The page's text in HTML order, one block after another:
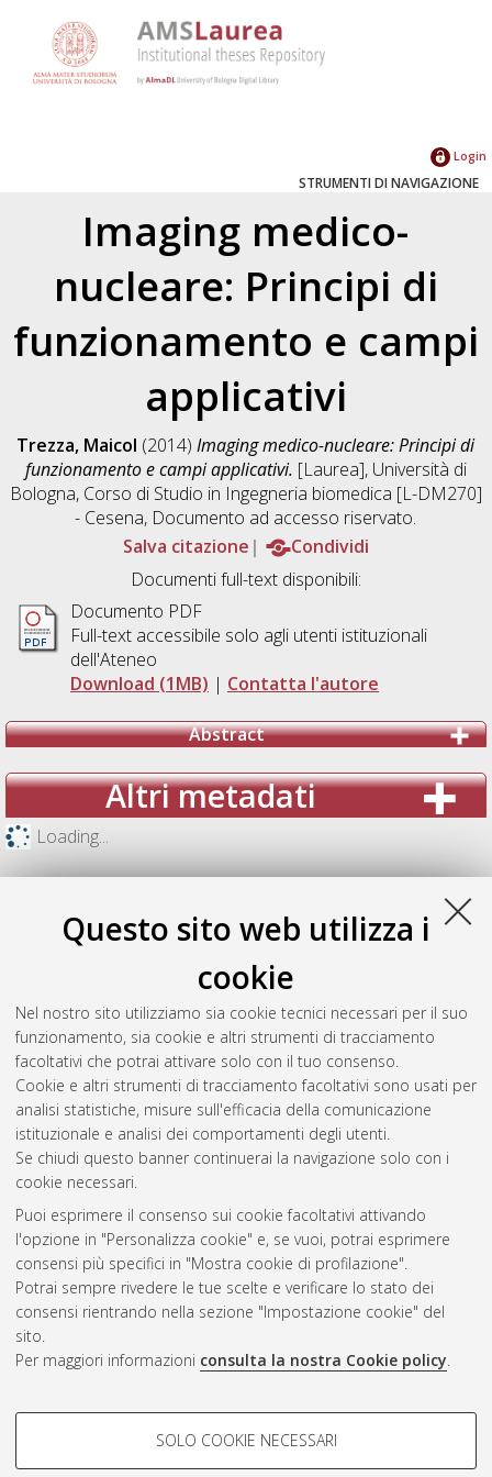
Questo sito web utilizza i
cookie
Nel nostro sito utilizziamo sia cookie tecnici necessari per il suo
funzionamento, sia cookie e altri strumenti di tracciamento
facoltativi che potrai attivare solo con il tuo consenso.
Cookie e altri strumenti di tracciamento facoltativi sono usati per
analisi statistiche, misure sull'efficacia della comunicazione
istituzionale e analisi dei comportamenti degli utenti.
Se chiudi questo banner continuerai la navigazione solo con i
cookie necessari.
Puoi esprimere il consenso sui cookie facoltativi attivando
l'opzione in "Personalizza cookie" e, se vuoi, potrai esprimere
consensi più specifici in "Mostra cookie di profilazione".
Potrai sempre rivedere le tue scelte e verificare lo stato dei
consensi rientrando nella sezione "Impostazione cookie" del
sito.
Per maggiori informazioni consulta la nostra Cookie policy.
COOKIE DI PROFILAZIONE -
SOLO COOKIE NECESSARI
Login
STRUMENTI DI NAVIGAZIONE
Imaging medico-
nucleare: Principi di
funzionamento e campi
applicativi
Trezza, Maicol (2014)Imaging medico-nucleare: Principi di
funzionamento e campi applicativi. [Laurea], Università di
Bologna, Corso di Studio in Ingegneria biomedica [L-DM270]
- Cesena, Documento ad accesso riservato.
Salva citazione
Condividi
Documenti full-text disponibili:
Documento PDF
Full-text accessibile solo agli utenti istituzionali
dell'Ateneo
Download (1MB) | Contatta l'autore
Abstract
Altri metadati
Loading...
Gestione del documento:
Atom
Rss 1.0
Rss 2.0
AMS Laurea
Impostazioni Cookie
Informativa sulla privacy
Condizioni d’uso del sito